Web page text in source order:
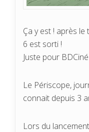
Ça y est ! après
6 est sorti !
Juste pour
Le Périscope,
connait depuis 3
Lors du